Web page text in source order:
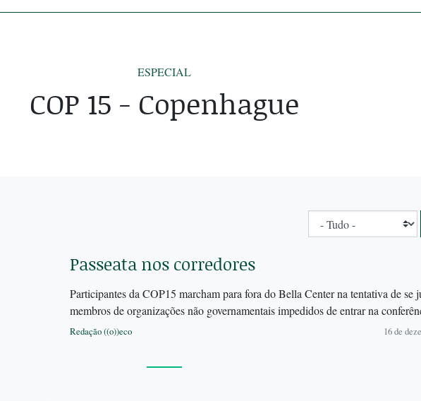
ESPECIAL
COP 15 - Copenhague
Passeata nos corredores
Participantes da COP15 marcham para fora do Bella Center na tentativa de se
membros de organizações não governamentais impedidos de entrar na
Redação ((o))eco 16 de